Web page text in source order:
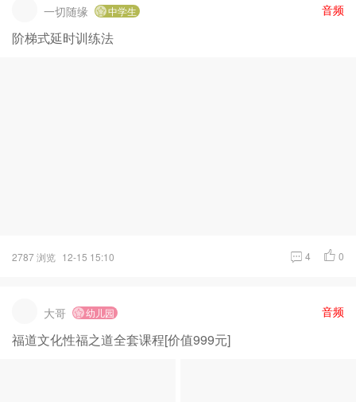
一切随缘 中学生 音频
阶梯式延时训练法
2787 浏览 12-15 15:10 4 0
大哥 幼儿园 音频
福道文化性福之道全套课程[价值999元]